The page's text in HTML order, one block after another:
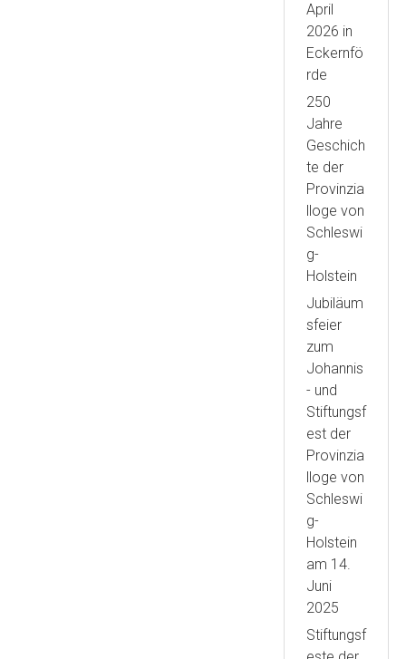
April
2026 in
Eckernfö
rde
250
Jahre
Geschich
te der
Provinzia
lloge von
Schleswi
g-
Holstein
Jubiläum
sfeier
zum
Johannis
- und
Stiftungsf
est der
Provinzia
lloge von
Schleswi
g-
Holstein
am 14.
Juni
2025
Stiftungsf